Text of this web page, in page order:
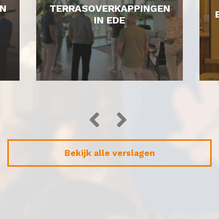
TERRASOVERKAPPINGEN
IN EDE
Bekijk alle verslagen